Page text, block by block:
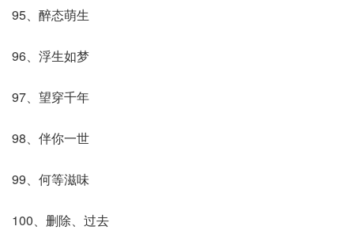
95、醉态萌生
96、浮生如梦
97、望穿千年
98、伴你一世
99、何等滋味
100、删除、过去